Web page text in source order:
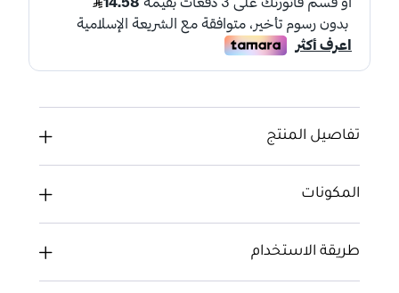
تفاصيل المنتج
المكونات
طريقة الاستخدام